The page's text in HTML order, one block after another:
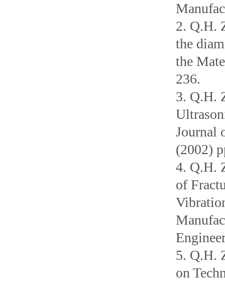
2. Q.H.
the
the
236.
3. Q.H.
Journal
(2002)
4. Q.H.
of
5. Q.H.
on